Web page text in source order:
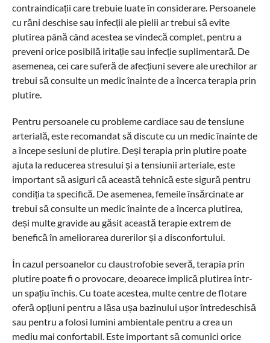
contraindicații care trebuie luate în considerare. Persoanele
cu răni deschise sau infecții ale pielii ar trebui să evite
plutirea până când acestea se vindecă complet, pentru a
preveni orice posibilă iritație sau infecție suplimentară. De
asemenea, cei care suferă de afecțiuni severe ale urechilor ar
trebui să consulte un medic înainte de a încerca terapia prin
plutire.
Pentru persoanele cu probleme cardiace sau de tensiune
arterială, este recomandat să discute cu un medic înainte de
a începe sesiuni de plutire. Deși terapia prin plutire poate
ajuta la reducerea stresului și a tensiunii arteriale, este
important să asiguri că această tehnică este sigură pentru
condiția ta specifică. De asemenea, femeile însărcinate ar
trebui să consulte un medic înainte de a încerca plutirea,
deși multe gravide au găsit această terapie extrem de
benefică în ameliorarea durerilor și a disconfortului.
În cazul persoanelor cu claustrofobie severă, terapia prin
plutire poate fi o provocare, deoarece implică plutirea într-
un spațiu închis. Cu toate acestea, multe centre de flotare
oferă opțiuni pentru a lăsa ușa bazinului ușor întredeschisă
sau pentru a folosi lumini ambientale pentru a crea un
mediu mai confortabil. Este important să comunici orice